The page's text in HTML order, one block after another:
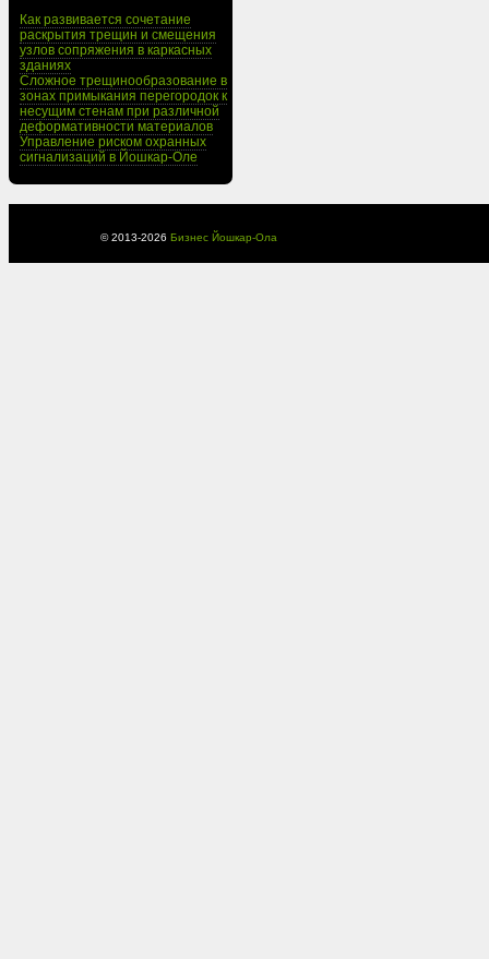
Как развивается сочетание
раскрытия трещин и смещения
узлов сопряжения в каркасных
зданиях
Сложное трещинообразование в
зонах примыкания перегородок к
несущим стенам при различной
деформативности материалов
Управление риском охранных
сигнализаций в Йошкар-Оле
© 2013-2026 Бизнес Йошкар-Ола